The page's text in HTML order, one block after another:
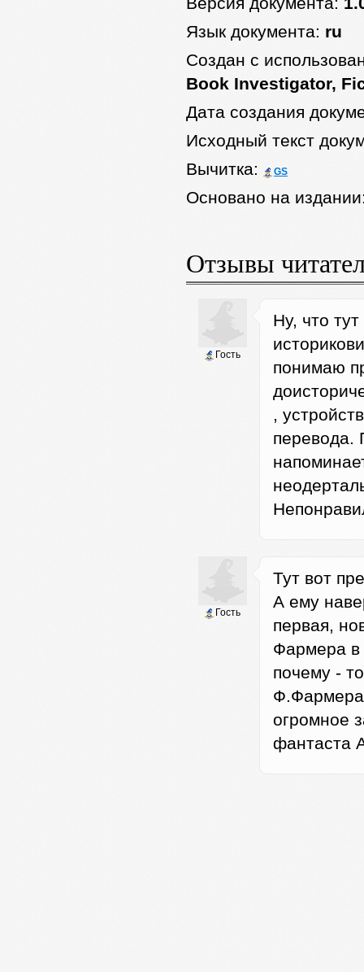
Язык документа: ru
Создан с
Book Investigator,
Дата создания
Исходный текст
Вычитка:
GS
Основано на
Отзывы
Гость
Ну, что
понимаю
,
перевода.
Гость
Тут вот
А ему
первая,
Фармера в
почему -
огромное
фантаста